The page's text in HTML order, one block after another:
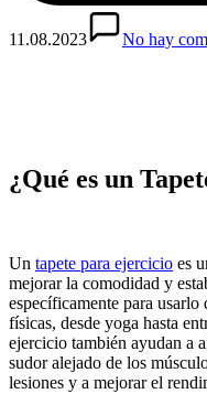
11.08.2023 No hay
¿Qué es un
Un tapete para ejercicio es
mejorar la comodidad y
específicamente para
físicas, desde yoga hasta
ejercicio también ayudan a
sudor alejado de los
lesiones y a mejorar el